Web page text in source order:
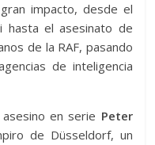
impacto, desde el
hasta el asesinato de
de la RAF, pasando
de inteligencia
en serie Peter
de Düsseldorf, un